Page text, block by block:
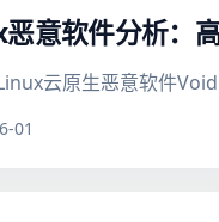
意软件分析：
云原生恶意软件
01